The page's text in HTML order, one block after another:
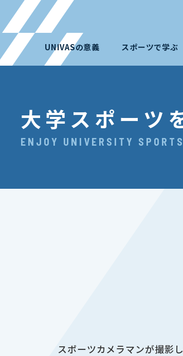
UNIVASの意義 スポーツで学ぶ
大学スポーツ
ENJOY UNIVERSITY SPORTS
スポーツカメラマンが撮影